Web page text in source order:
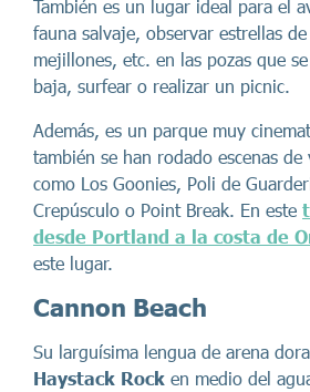
También es un lugar ideal para el
fauna salvaje, observar estrellas de
mejillones, etc. en las pozas que
baja, surfear o realizar un picnic.
Además, es un parque muy
también se han rodado escenas de
como Los Goonies, Poli de
Crepúsculo o Point Break. En este
desde Portland a la costa de
este lugar.
Cannon Beach
Su larguísima lengua de arena
Haystack Rock en medio del